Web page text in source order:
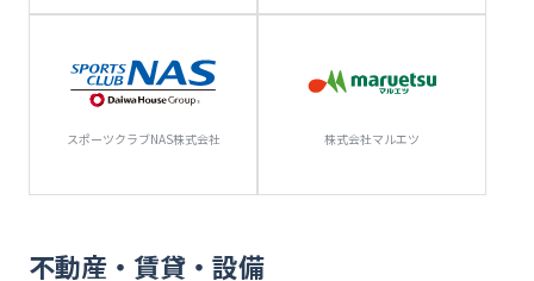
スポーツクラブNAS株式会社 株式会社マルエツ
不動産・賃貸・設備